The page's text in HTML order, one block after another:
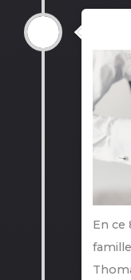
En ce